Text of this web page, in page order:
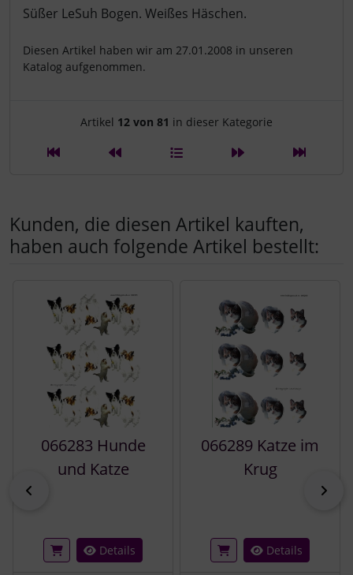
Produktbeschreibung
Süßer LeSuh Bogen. Weißes Häschen.
Diesen Artikel haben wir am 27.01.2008 in unseren
Katalog aufgenommen.
Artikelnavigation innerhalb
Artikel 12 von 81 in dieser Kategorie
Kunden, die diesen Artikel kauften,
haben auch folgende Artikel bestellt:
066283 Hunde
und Katze
Details
066289 Katze im
Krug
Details